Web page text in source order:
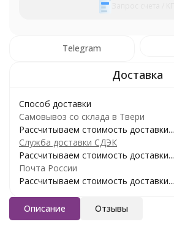
Telegram
Способ доставки
Самовывоз со склада в Твери
Рассчитываем стоимость доставки...
Служба доставки СДЭК
Рассчитываем стоимость доставки...
Почта России
Рассчитываем стоимость доставки...
Описание Отзывы